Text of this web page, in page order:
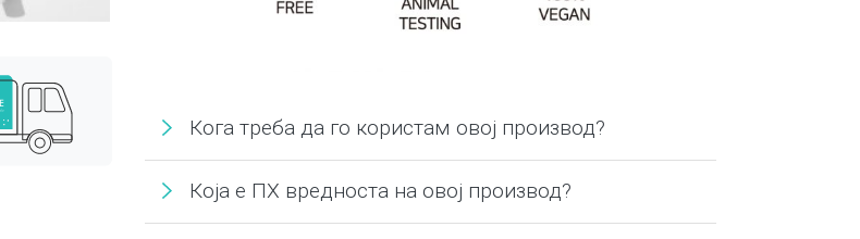
Кога треба да го користам овој производ?
Која е ПХ вредноста на овој производ?